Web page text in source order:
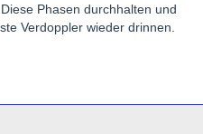
Phasen durchhalten und
Verdoppler wieder drinnen.